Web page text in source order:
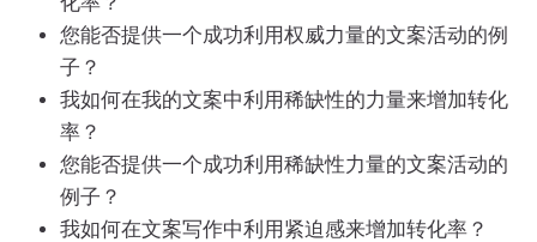
您能否提供一个成功利用权威力量的文案活动的例
子？
我如何在我的文案中利用稀缺性的力量来增加转化
率？
您能否提供一个成功利用稀缺性力量的文案活动的
例子？
我如何在文案写作中利用紧迫感来增加转化率？